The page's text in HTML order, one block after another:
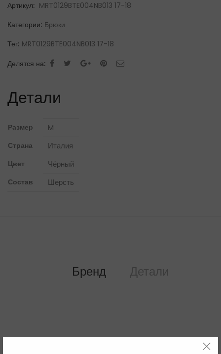
Артикул: MRT0129BTE004NB013 17-18
Категории: Брюки
Тег: MRT0129BTE004NB013 17-18
Делятся на:
Детали
Размер M
Страна Италия
Цвет Чёрный
Состав Шерсть
Бренд Детали